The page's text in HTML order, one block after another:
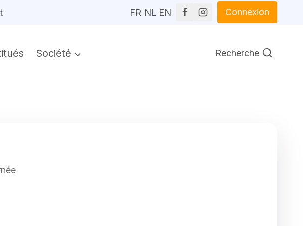
FR NL EN Connexion
Société Recherche